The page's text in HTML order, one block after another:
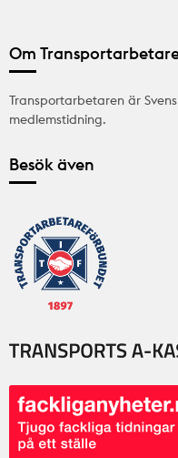
Om
Transportarbetaren är
medlemstidning.
Besök även